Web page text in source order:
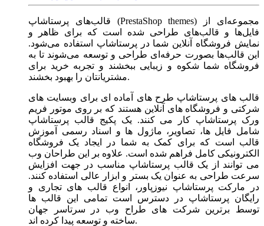
قالب‌های پرستاشاپ (PrestaShop themes) مجموعه‌ای از
فایل‌ها و قالب‌های طراحی شده است که برای ظاهر و
نمایش فروشگاه آنلاین شما در پرستاشاپ استفاده می‌شود.
این قالب‌ها بصورت حرفه‌ای طراحی و توسعه می‌شوند تا به
فروشگاه شما شکوه و زیبایی ببخشند و تجربه خرید برای
مشتریانتان را بهبود بخشند.
قالب های پرستاشاپ طرح های آماده ای برای وبسایت های
شرکتی و فروشگاه های آنلاین هستند که بر روی موتور فریم
ورک پرستاشاپ کار می کنند. یک پکیج قالب پرستاشاپ
شامل فایل ها، تصاویر، ماژول ها و اسناد رسمی آموزش
قالب است که برای کمک به شما در ایجاد یک فروشگاه
الکترونیکی کامل فراهم شده است. علاوه بر این طراحان وب
می توانند از یک قالب پرستاشاپ مناسب در جهت افزایش
سرعت طراحی به عنوان یک بستر و ابزار عالی استفاده کنند.
در مارکت پرستاشاپ نیوزپاور، انواع قالب های تجاری و
رایگان پرستاشاپ در دسترس است تمامی این قالب ها
توسط برترین شرکت های طراح وب در سرتاسر جهان
ساخته و توسعه پیدا کرده اند.